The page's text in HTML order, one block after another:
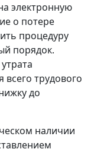
электронную
о потере
процедуру
порядок.
трудового
до
наличии